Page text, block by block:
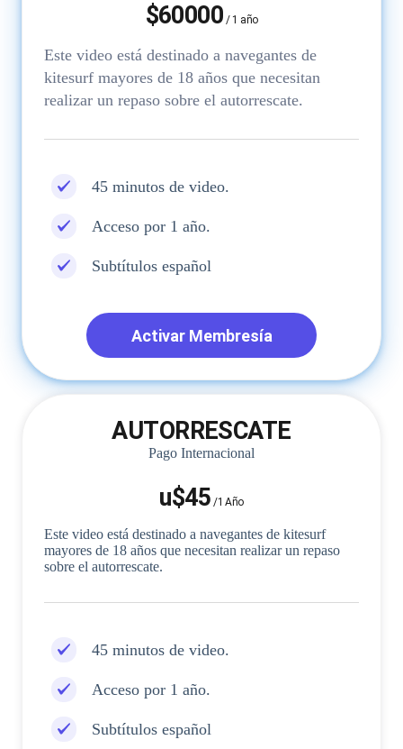
$60000 / 1 año
Este video está destinado a navegantes de
kitesurf mayores de 18 años que necesitan
realizar un repaso sobre el autorrescate.
45 minutos de video.
Acceso por 1 año.
Subtítulos español
Activar Membresía
AUTORRESCATE
Pago Internacional
u$45 /1 Año
Este video está destinado a navegantes de kitesurf
mayores de 18 años que necesitan realizar un repaso
sobre el autorrescate.
45 minutos de video.
Acceso por 1 año.
Subtítulos español